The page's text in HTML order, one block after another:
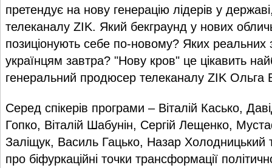
претендує на нову генерацію лідерів у
телеканалу ZIK. Який бекграунд у нових
позиціонують себе по-новому? Яких реальних
українцям завтра? "Нову кров" це цікавить
генеральний продюсер телеканалу ZIK Ольга
Серед спікерів програми – Віталій Касько,
Гопко, Віталій Шабунін, Сергій Лещенко,
Заліщук, Василь Гацько, Назар Холодницький
про біфуркаційні точки трансформації